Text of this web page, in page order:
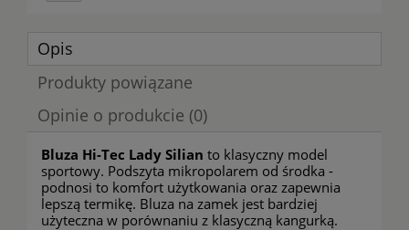
Opis
Produkty powiązane
Opinie o produkcie (0)
Bluza Hi-Tec Lady Silian to klasyczny model
sportowy. Podszyta mikropolarem od środka -
podnosi to komfort użytkowania oraz zapewnia
lepszą termikę. Bluza na zamek jest bardziej
użyteczna w porównaniu z klasyczną kangurką.